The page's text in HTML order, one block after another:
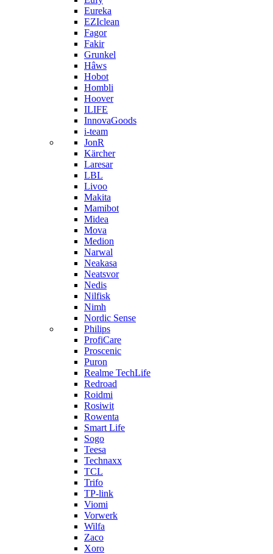
Eureka
EZIclean
Fagor
Fakir
Grunkel
Hâws
Hobot
Hombli
Hoover
ILIFE
InnovaGoods
i-team
JonR
Kärcher
Laresar
LBL
Livoo
Makita
Mamibot
Midea
Mova
Medion
Narwal
Neakasa
Neatsvor
Nedis
Nilfisk
Nimh
Nordic Sense
Philips
ProfiCare
Proscenic
Puron
Realme TechLife
Redroad
Roidmi
Rosiwit
Rowenta
Smart Life
Sogo
Teesa
Technaxx
TCL
Trifo
TP-link
Viomi
Vorwerk
Wilfa
Zaco
Xoro